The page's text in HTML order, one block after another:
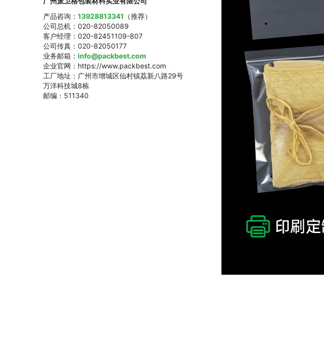
产品咨询： 13928813341 （推荐）
公司总机：020-82050089
客户经理：020-82451109-807
公司传真：020-82050177
业务邮箱： info@packbest.com
企业官网：https://www.packbest.com
工厂地址：广州市增城区仙村镇荔新八路29号
万洋科技城8栋
邮编：511340